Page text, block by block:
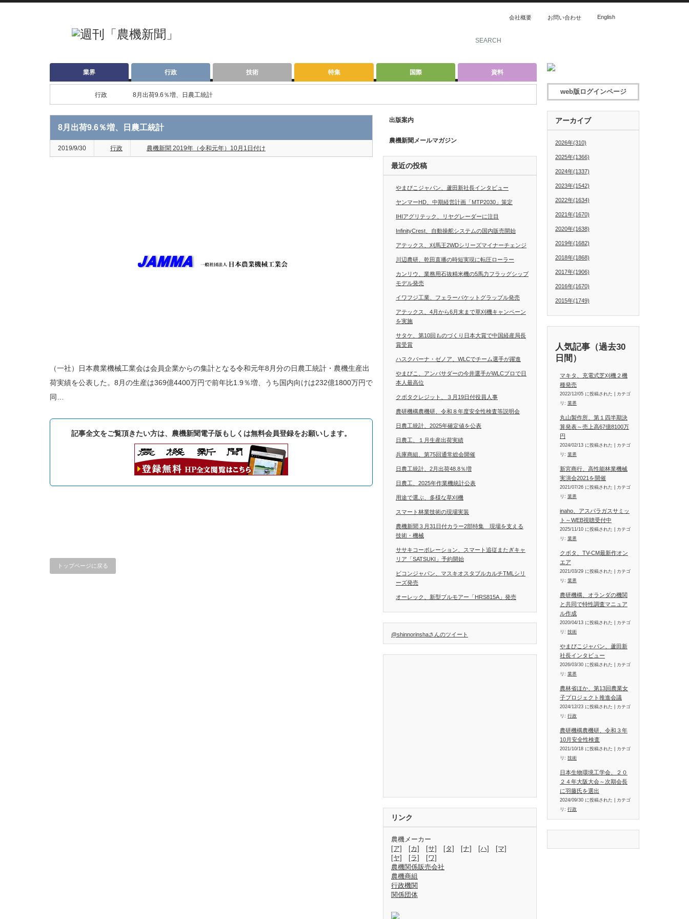
会社概要 お問い合わせ English
業界 行政 技術 特集 国際 資料
行政 8月出荷9.6％増、日農工統計
8月出荷9.6％増、日農工統計
2019/9/30 行政 農機新聞 2019年（令和元年）10月1日付け
（一社）日本農業機械工業会は会員企業からの集計となる令和元年8月分の日農工統計・農機生産出
荷実績を公表した。8月の生産は369億4400万円で前年比1.9％増、うち国内向けは232億1800万円で
同…
記事全文をご覧頂きたい方は、農機新聞電子版もしくは無料会員登録をお願いします。
トップページに戻る
出版案内
農機新聞メールマガジン
最近の投稿
やまびこジャパン、蘆田新社長インタビュー
ヤンマーHD、中期経営計画「MTP2030」策定
IHIアグリテック、リヤグレーダーに注目
InfinityCrest、自動操舵システムの国内販売開始
アテックス、刈馬王2WDシリーズマイナーチェンジ
川辺農研、乾田直播の時短実現に転圧ローラー
カンリウ、業務用石抜精米機の5馬力フラッグシップ
モデル発売
イワフジ工業、フェラーバケットグラップル発売
アテックス、4月から6月末まで草刈機キャンペーン
を実施
サタケ、第10回ものづくり日本大賞で中国経産局長
賞受賞
ハスクバーナ・ゼノア、WLCでチーム選手が躍進
やまびこ、アンバサダーの今井選手がWLCプロで日
本人最高位
クボタクレジット、３月19日付役員人事
農研機構農機研、令和８年度安全性検査等説明会
日農工統計、2025年確定値を公表
日農工、１月生産出荷実績
兵庫商組、第75回通常総会開催
日農工統計、2月出荷48.8％増
日農工、2025年作業機統計公表
用途で選ぶ、多様な草刈機
スマート林業技術の現場実装
農機新聞３月31日付カラー2部特集 現場を支える
技術・機械
ササキコーポレーション、スマート追従またぎキャ
リア「SATSUKI」予約開始
ビコンジャパン、マスキオスタブルカルチTMLシリ
ーズ発売
オーレック、新型ブルモアー「HRS815A」発売
@shinnorinshaさんのツイート
リンク
農機メーカー
[ア]
[カ] [サ] [タ] [ナ] [ハ]
[マ]
[ヤ]
[ラ]
[ワ]
農機関係販売会社
農機商組
行政機関
関係団体
web版ログインページ
アーカイブ
2026年(310)
2025年(1366)
2024年(1337)
2023年(1542)
2022年(1634)
2021年(1670)
2020年(1638)
2019年(1682)
2018年(1868)
2017年(1906)
2016年(1670)
2015年(1749)
人気記事（過去30
日間）
マキタ、充電式芝刈機２機
種発売
2022/12/05 に投稿された
カテゴ
リ: 業界
丸山製作所、第１四半期決
算発表～売上高67億8100万
円
2024/02/13 に投稿された
カテゴ
リ: 業界
新宮商行、高性能林業機械
実演会2021を開催
2021/07/26 に投稿された
カテゴ
リ: 業界
inaho、アスパラガスサミッ
ト～WEB視聴受付中
2025/11/10 に投稿された
カテゴ
リ: 業界
クボタ、TV-CM最新作オン
エア
2021/03/29 に投稿された
カテゴ
リ: 業界
農研機構、オランダの機関
と共同で特性調査マニュア
ル作成
2020/04/13 に投稿された
カテゴ
リ: 技術
やまびこジャパン、蘆田新
社長インタビュー
2026/03/30 に投稿された
カテゴ
リ: 業界
農林省ほか、第13回農業女
子プロジェクト推進会議
2024/12/23 に投稿された
カテゴ
リ: 行政
農研機構農機研、令和３年
10月安全性検査
2021/10/18 に投稿された
カテゴ
リ: 技術
日本生物環境工学会、２０
２４年大阪大会～次期会長
に羽藤氏を選出
2024/09/30 に投稿された
カテゴ
リ: 行政